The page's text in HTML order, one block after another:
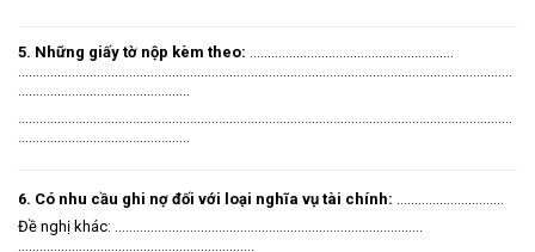
5. Những giấy tờ nộp kèm theo: …………………………………………………
…………………………………………………………………………………………………………………………
…………………………………………
6. Có nhu cầu ghi nợ đối với loại nghĩa vụ tài chính: …………………………
Đề nghị khác: …………………………………………………………………………..